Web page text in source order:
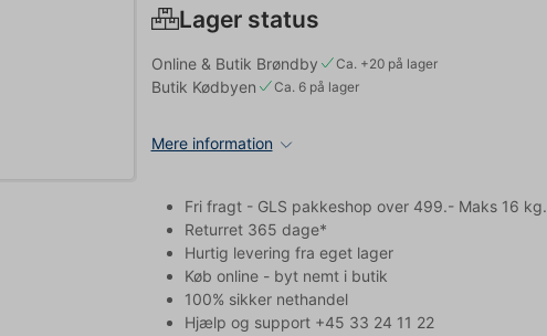
Lager status
Online & Butik Brøndby Ca. +20 på lager
Butik Kødbyen Ca. 6 på lager
Mere information
Fri fragt - GLS pakkeshop over 499.- Maks 16 kg.
Returret 365 dage*
Hurtig levering fra eget lager
Køb online - byt nemt i butik
100% sikker nethandel
Hjælp og support +45 33 24 11 22